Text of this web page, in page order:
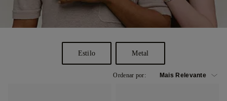
Estilo Metal
Ordenar por: